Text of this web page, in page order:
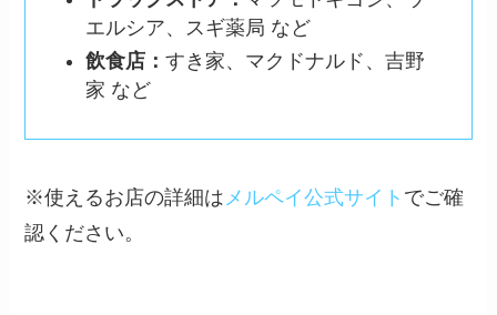
エルシア、スギ薬局 など
飲食店：すき家、マクドナルド、吉野
家 など
※使えるお店の詳細はメルペイ公式サイト でご確
認ください。